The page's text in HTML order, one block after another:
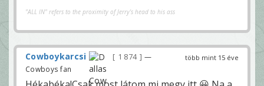
"ALL IN" refers to the proximity of Jerry's head to his ass
több mint 15 éve
Cowboykarcsi 1 874
—
Cowboys fan